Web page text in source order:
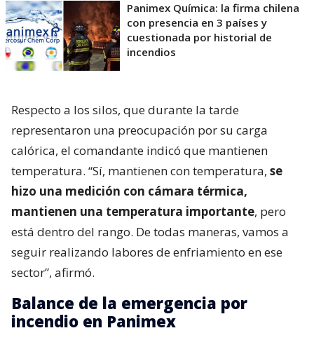
Panimex Química: la firma chilena
con presencia en 3 países y
cuestionada por historial de
incendios
Respecto a los silos, que durante la tarde
representaron una preocupación por su carga
calórica, el comandante indicó que mantienen
temperatura. “Sí, mantienen con temperatura, se
hizo una medición con cámara térmica,
mantienen una temperatura importante, pero
está dentro del rango. De todas maneras, vamos a
seguir realizando labores de enfriamiento en ese
sector”, afirmó.
Balance de la emergencia por
incendio en Panimex